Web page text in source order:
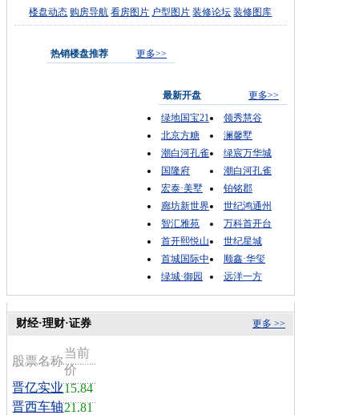
楼盘动态 购房导航 看房图片 户型图片 装修论坛 装修图库
热销楼盘推荐 更多>>
最新开盘
更多>>
绿地国宝21
领秀慧谷
北京方糖
澜馨墅
潮白河孔雀
绿宸万华城
国隆府
潮白河孔雀
宏泰·美墅
铂铭郡
廊坊新世界
世纪鸿通州
智汇雅苑
万科首开台
首开熙悦山
世纪星城
首城国际中
顺鑫·华玺
绿城·御园
远洋一方
更多 >>
财经·理财·证券
股票名称
当前
价
晋亿实业15.84
晋西车轴21.81